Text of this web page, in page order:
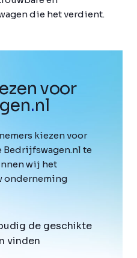
die het verdient.
voor
.nl
kiezen voor
te
wij het
onderneming
de geschikte
vinden